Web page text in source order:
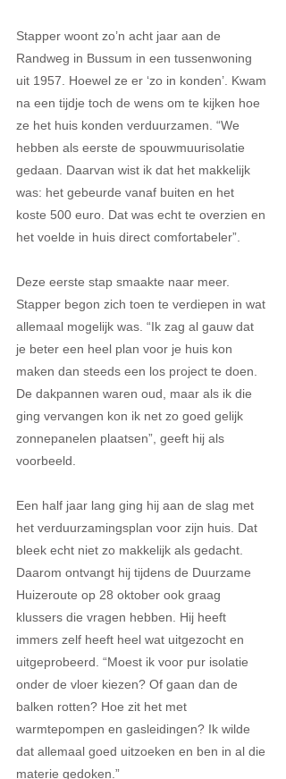
Stapper woont zo’n acht jaar aan de
Randweg in Bussum in een tussenwoning
uit 1957. Hoewel ze er ‘zo in konden’. Kwam
na een tijdje toch de wens om te kijken hoe
ze het huis konden verduurzamen. “We
hebben als eerste de spouwmuurisolatie
gedaan. Daarvan wist ik dat het makkelijk
was: het gebeurde vanaf buiten en het
koste 500 euro. Dat was echt te overzien en
het voelde in huis direct comfortabeler”.
Deze eerste stap smaakte naar meer.
Stapper begon zich toen te verdiepen in wat
allemaal mogelijk was. “Ik zag al gauw dat
je beter een heel plan voor je huis kon
maken dan steeds een los project te doen.
De dakpannen waren oud, maar als ik die
ging vervangen kon ik net zo goed gelijk
zonnepanelen plaatsen”, geeft hij als
voorbeeld.
Een half jaar lang ging hij aan de slag met
het verduurzamingsplan voor zijn huis. Dat
bleek echt niet zo makkelijk als gedacht.
Daarom ontvangt hij tijdens de Duurzame
Huizeroute op 28 oktober ook graag
klussers die vragen hebben. Hij heeft
immers zelf heeft heel wat uitgezocht en
uitgeprobeerd. “Moest ik voor pur isolatie
onder de vloer kiezen? Of gaan dan de
balken rotten? Hoe zit het met
warmtepompen en gasleidingen? Ik wilde
dat allemaal goed uitzoeken en ben in al die
materie gedoken.”